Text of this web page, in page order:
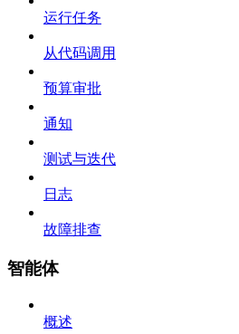
运行任务
从代码调用
预算审批
通知
测试与迭代
日志
故障排查
智能体
概述